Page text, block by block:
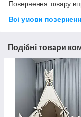
Повернення товару
Всі умови
Подібні товари